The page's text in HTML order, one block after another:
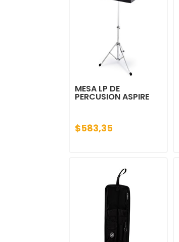
MESA LP DE
PERCUSION ASPIRE
$583,35